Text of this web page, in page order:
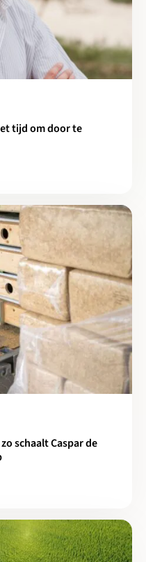
tijd om door te
schaalt Caspar de
praktijk: zo schaalt Caspar
biobased isolatie